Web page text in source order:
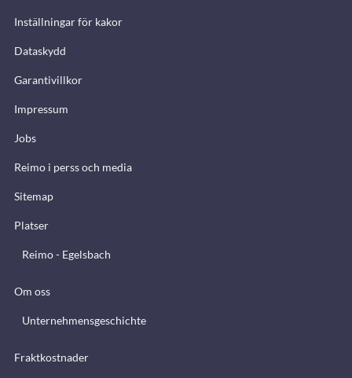
Inställningar för kakor
Dataskydd
Garantivillkor
Impressum
Jobs
Reimo i perss och media
Sitemap
Platser
Reimo - Egelsbach
Om oss
Unternehmensgeschichte
Fraktkostnader